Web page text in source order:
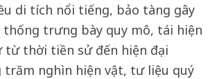
di tích nổi tiếng, bảo tàng gây
trưng bày quy mô, tái hiện
từ thời tiền sử đến hiện đại
trăm nghìn hiện vật, tư liệu quý